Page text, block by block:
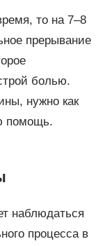
то на 7–8
прерывание
болью.
нужно как
помощь.
наблюдаться
процесса в